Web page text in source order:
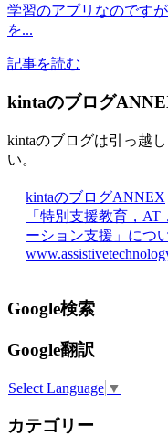
学習のアプリなのです
を...
記事を読む
kintaのブログ
kintaのブログは引っ越
い。
kintaのブログANNEX
「特別支援教育，
ーション支援」につ
Google検索
Google翻訳
Select Language ▼
カテゴリー